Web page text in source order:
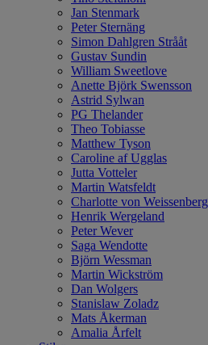
Jan Stenmark
Peter Sternäng
Simon Dahlgren Strååt
Gustav Sundin
William Sweetlove
Anette Björk Swensson
Astrid Sylwan
PG Thelander
Theo Tobiasse
Matthew Tyson
Caroline af Ugglas
Jutta Votteler
Martin Watsfeldt
Charlotte von Weissenberg
Henrik Wergeland
Peter Wever
Saga Wendotte
Björn Wessman
Martin Wickström
Dan Wolgers
Stanislaw Zoladz
Mats Åkerman
Amalia Årfelt